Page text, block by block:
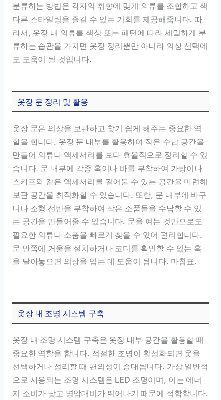
분류하는 방법은 각자의 취향에 맞게 의류를 조합하고 색
다른 스타일링을 즐길 수 있는 기회를 제공해줍니다. 따
라서, 옷장 내 의류를 색상 또는 패턴에 따라 세밀하게 분
류하는 습관을 가지면 옷장 정리뿐만 아니라 의상 선택에
도 도움이 될 것입니다.
옷장 문 정리 및 활용
옷장 문은 의상을 보관하고 찾기 쉽게 해주는 중요한 역
할을 합니다. 옷장 문 내부를 활용하여 작은 수납 공간을
만들어 의류나 액세서리를 보다 효율적으로 정리할 수 있
습니다. 문 내부에 각종 훅이나 바를 부착하여 가방이나
스카프와 같은 액세서리를 걸어둘 수 있는 공간을 마련해
보관 공간을 최적화할 수 있습니다. 또한, 문 내부에 바구
니나 소형 선반을 부착하여 작은 소품들을 수납할 수 있
는 공간을 만들어줄 수 있습니다. 문을 여는 것만으로도
필요한 의류나 소품을 빠르게 찾을 수 있어 편리합니다.
문 안쪽에 거울을 설치하거나 코디를 확인할 수 있는 훅
을 달아놓으면 의상을 입는 데 도움이 됩니다. 마침표.
옷장 내 조명 시스템 구축
옷장 내 조명 시스템 구축은 옷장 내부 공간을 활용할 때
중요한 역할을 합니다. 적절한 조명이 활성화되면 옷을
선택하거나 정리할 때 편의성이 증대됩니다. 가장 일반적
으로 사용되는 조명 시스템은 LED 조명이며, 이는 에너
지 소비가 낮고 명암대비가 뛰어나기 때문에 적합합니다.